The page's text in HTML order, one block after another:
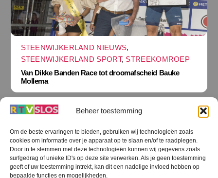
Beheer toestemming
Om de beste ervaringen te bieden, gebruiken wij technologieën zoals
cookies om informatie over je apparaat op te slaan en/of te raadplegen.
Door in te stemmen met deze technologieën kunnen wij gegevens zoals
surfgedrag of unieke ID's op deze site verwerken. Als je geen toestemming
geeft of uw toestemming intrekt, kan dit een nadelige invloed hebben op
bepaalde functies en mogelijkheden.
STEENWIJKERLAND NIEUWS,
STEENWIJKERLAND SPORT, STREEKOMROEP
Van Dikke Banden Race tot droomafscheid Bauke
Mollema
Terug
naar
boven
RTV SLOS